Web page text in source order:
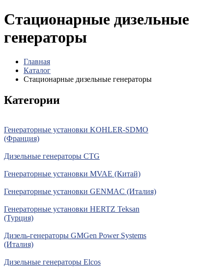
Стационарные дизельные
генераторы
Главная
Каталог
Стационарные дизельные генераторы
Категории
Генераторные установки KOHLER-SDMO
(Франция)
Дизельные генераторы CTG
Генераторные установки MVAE (Китай)
Генераторные установки GENMAC (Италия)
Генераторные установки HERTZ Teksan
(Турция)
Дизель-генераторы GMGen Power Systems
(Италия)
Дизельные генераторы Elcos